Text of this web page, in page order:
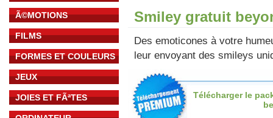
Ã©MOTIONS
FILMS
FORMES ET COULEURS
JEUX
JOIES ET FÃªTES
Smiley gratuit
Des emoticones à votre
leur envoyant des smileys
Télécharger le